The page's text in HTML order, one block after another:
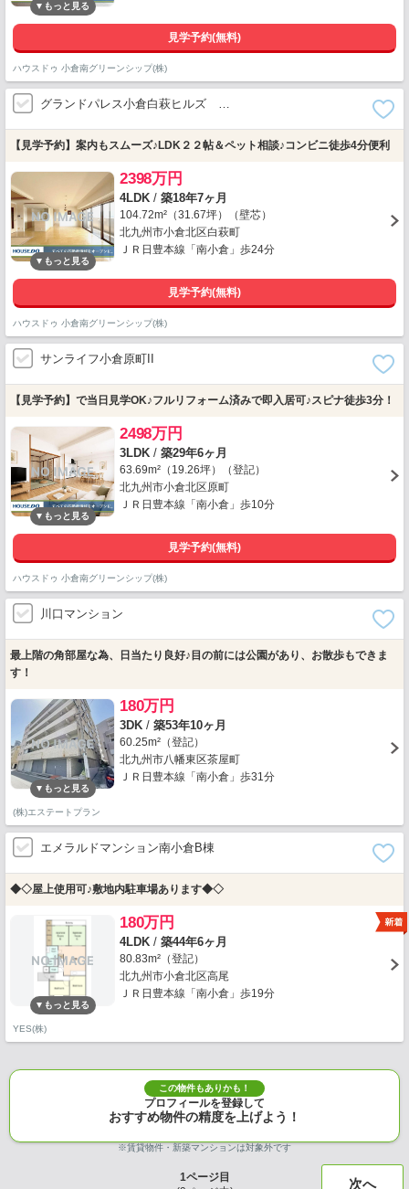
見学予約(無料)
ハウスドゥ 小倉南グリーンシップ(株)
グランドパレス小倉白萩ヒルズ …
【見学予約】案内もスムーズ♪LDK２２帖＆ペット相談♪コンビニ徒歩4分便利
2398万円
4LDK / 築18年7ヶ月
104.72m²（31.67坪）（壁芯）
北九州市小倉北区白萩町
ＪＲ日豊本線「南小倉」歩24分
見学予約(無料)
ハウスドゥ 小倉南グリーンシップ(株)
サンライフ小倉原町II
【見学予約】で当日見学OK♪フルリフォーム済みで即入居可♪スピナ徒歩3分！
2498万円
3LDK / 築29年6ヶ月
63.69m²（19.26坪）（登記）
北九州市小倉北区原町
ＪＲ日豊本線「南小倉」歩10分
見学予約(無料)
ハウスドゥ 小倉南グリーンシップ(株)
川口マンション
最上階の角部屋な為、日当たり良好♪目の前には公園があり、お散歩もできま
す！
180万円
3DK / 築53年10ヶ月
60.25m²（登記）
北九州市八幡東区茶屋町
ＪＲ日豊本線「南小倉」歩31分
(株)エステートプラン
エメラルドマンション南小倉B棟
◆◇屋上使用可♪敷地内駐車場あります◆◇
180万円
4LDK / 築44年6ヶ月
80.83m²（登記）
北九州市小倉北区高尾
ＪＲ日豊本線「南小倉」歩19分
YES(株)
この物件もありかも！
プロフィールを登録して
おすすめ物件の精度を上げよう！
※賃貸物件・新築マンションは対象外です
1ページ目
次へ